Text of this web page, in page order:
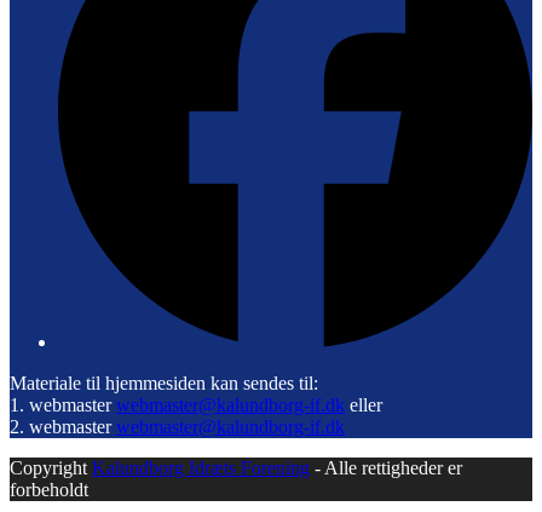
Materiale til hjemmesiden kan sendes til:
1. webmasterwebmaster@kalundborg-if.dk eller
2. webmasterwebmaster@kalundborg-if.dk
Copyright Kalundborg Idræts Forening - Alle rettigheder er
forbeholdt